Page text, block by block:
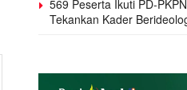
569 Peserta Ikuti PD-
Tekankan Kader